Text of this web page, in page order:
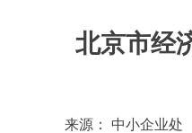
北京市经
来源： 中小企业处